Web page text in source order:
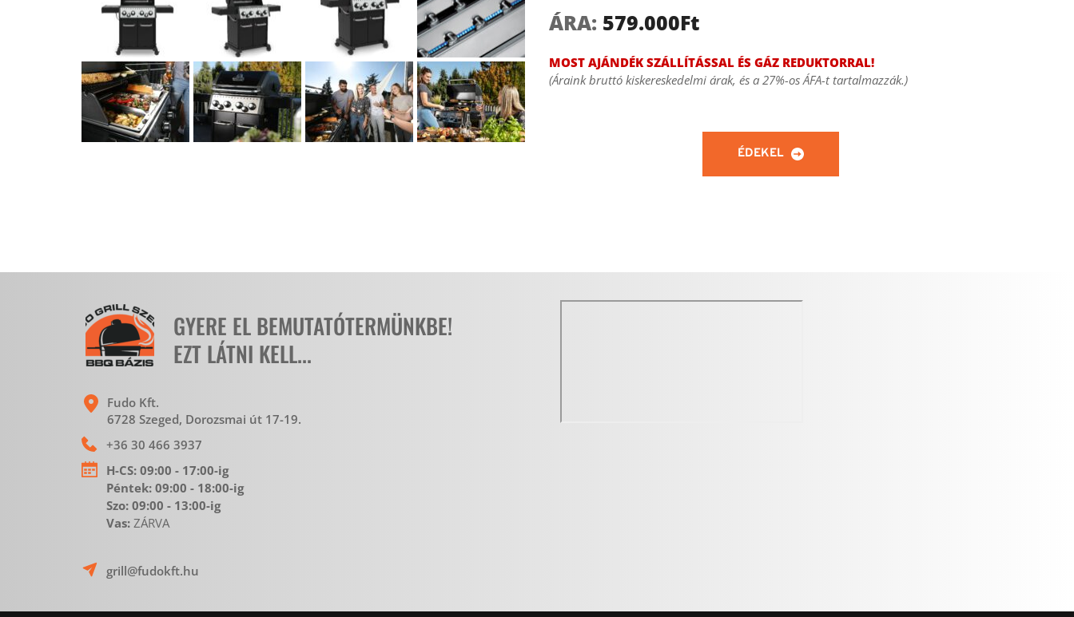
ÁRA: 579.000Ft
MOST AJÁNDÉK SZÁLLÍTÁSSAL ÉS GÁZ REDUKTORRAL!
(Áraink bruttó kiskereskedelmi árak, és a 27%-os ÁFA-t tartalmazzák.)
ÉDEKEL
GYERE EL BEMUTATÓTERMÜNKBE!
EZT LÁTNI KELL...
Fudo Kft.
6728 Szeged, Dorozsmai út 17-19.
+36 30 466 3937
H-CS: 09:00 - 17:00-ig
Péntek: 09:00 - 18:00-ig
Szo: 09:00 - 13:00-ig
Vas: ZÁRVA
grill@fudokft.hu